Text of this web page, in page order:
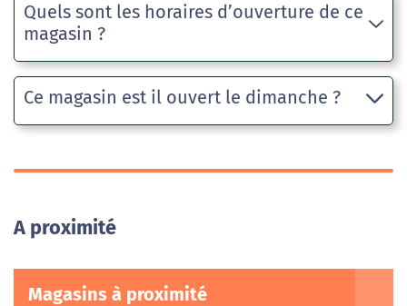
Quels sont les horaires d’ouverture de ce
magasin ?
Ce magasin est il ouvert le dimanche ?
A proximité
Magasins à proximité